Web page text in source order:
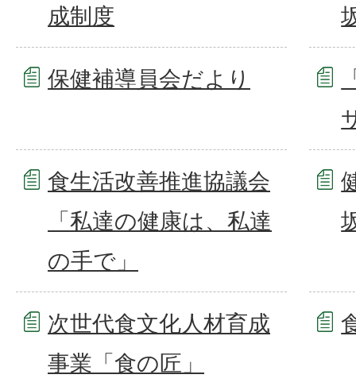
成制度
保健補導員会だより
食生活改善推進協議会
「私達の健康は、私達
の手で」
次世代食文化人材育成
事業「食の匠」